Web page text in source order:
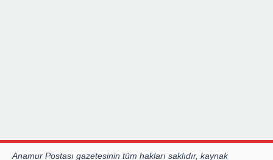
Anamur Postası gazetesinin tüm hakları saklıdır, kaynak